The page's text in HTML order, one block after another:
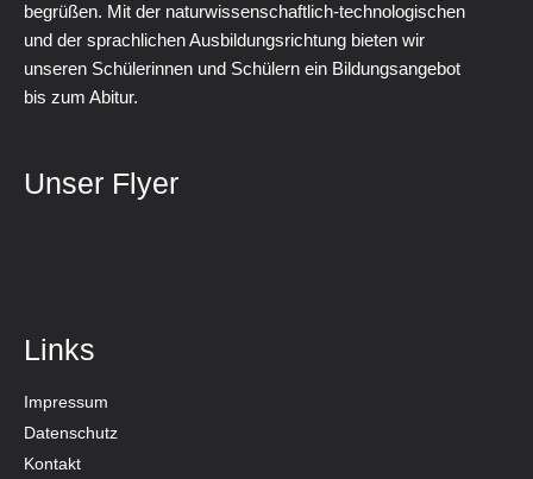
begrüßen. Mit der naturwissenschaftlich-technologischen
und der sprachlichen Ausbildungsrichtung bieten wir
unseren Schülerinnen und Schülern ein Bildungsangebot
bis zum Abitur.
Unser Flyer
Links
Impressum
Datenschutz
Kontakt